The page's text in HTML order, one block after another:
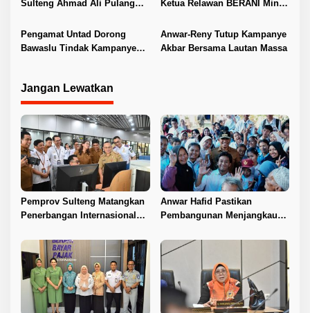
Sulteng Ahmad Ali Pulang
Tua
Ketua Relawan BERANI Minta
Bertindak
Pengamat Untad Dorong
Bawaslu Tindak Kampanye
Anwar-Reny Tutup Kampanye
Akbar Bersama Lautan Massa
Jangan Lewatkan
Pemprov Sulteng Matangkan
Penerbangan Internasional
Anwar Hafid Pastikan
Pembangunan Menjangkau